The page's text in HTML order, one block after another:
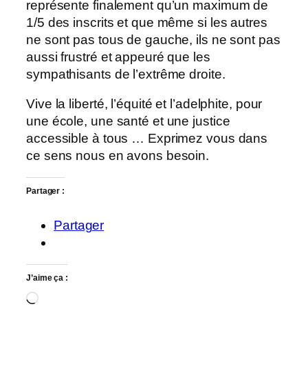
représente finalement qu’un maximum de
1/5 des inscrits et que même si les autres
ne sont pas tous de gauche, ils ne sont pas
aussi frustré et appeuré que les
sympathisants de l’extrême droite.
Vive la liberté, l’équité et l’adelphite, pour
une école, une santé et une justice
accessible à tous … Exprimez vous dans
ce sens nous en avons besoin.
Partager :
Partager
J’aime ça :
Chargement…